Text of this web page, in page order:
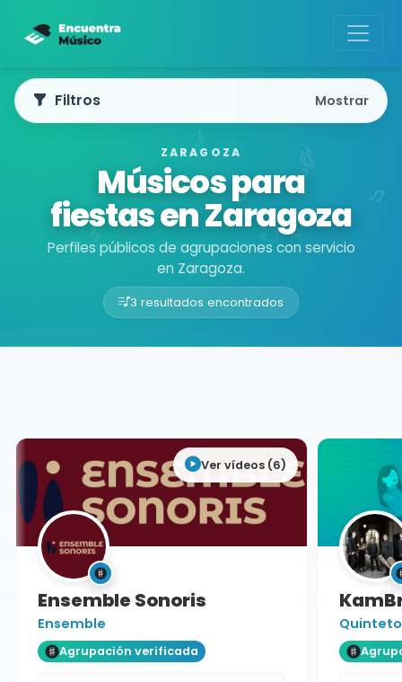
ZARAGOZA
Músicos para
fiestas en Zaragoza
Perfiles públicos de agrupaciones con servicio
en Zaragoza.
3 resultados encontrados
Buscador de músicos
Filtros Mostrar
Ver vídeos (6)
Ensemble Sonoris
Ensemble
Agrupación verificada
Quinteto